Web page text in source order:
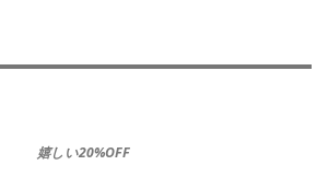
嬉しい20%OFF